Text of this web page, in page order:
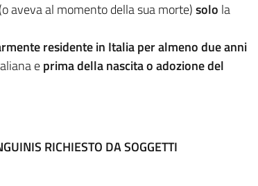
aveva al momento della sua morte)solo la
residente in Italia per almeno due anni
eprima della nascita o adozione del
RICHIESTO DA SOGGETTI